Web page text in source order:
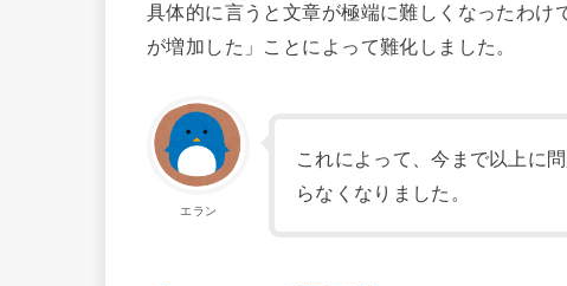
具体的に言うと文章が極端に難しくなったわ
が増加した」ことによって難化しました。
エラン
これによって、今まで以上に
らなくなりました。